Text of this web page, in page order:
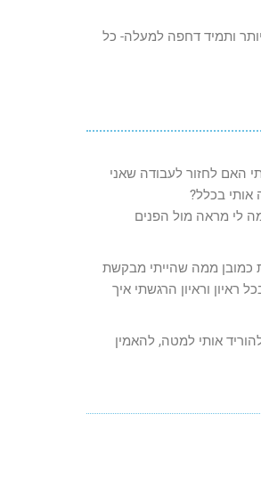
ותמיד דחפה למעלה- כל
האם לחזור לעבודה שאני
אותי בכלל?
לי מראה מול הפנים
כמובן ממה שהייתי מבקשת
וראיון הרגשתי איך
אותי למטה, להאמין